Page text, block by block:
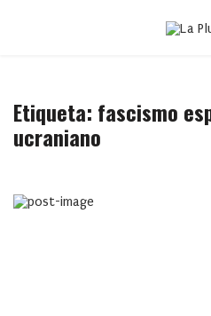
Etiqueta: fascismo
ucraniano